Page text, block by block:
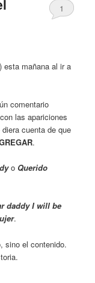
1
mañana al ir a
comentario
las apariciones
cuenta de que
.
o Querido
daddy I will be
.
sino el contenido.